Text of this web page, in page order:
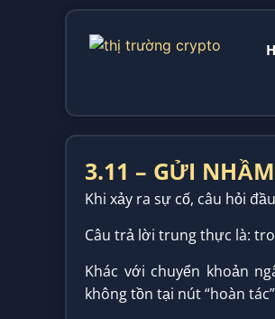
3.11 – GỬI
Khi xảy ra sự cố, câu hỏi
Câu trả lời trung thực là:
Khác với chuyển khoản
không tồn tại nút “hoàn